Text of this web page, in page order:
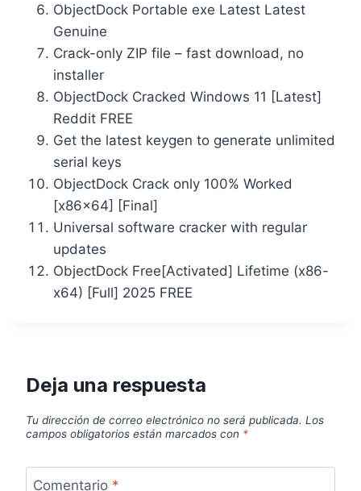
ObjectDock Portable exe Latest Latest
Genuine
Crack-only ZIP file – fast download, no
installer
ObjectDock Cracked Windows 11 [Latest]
Reddit FREE
Get the latest keygen to generate unlimited
serial keys
ObjectDock Crack only 100% Worked
[x86x64] [Final]
Universal software cracker with regular
updates
ObjectDock Free[Activated] Lifetime (x86-
x64) [Full] 2025 FREE
Deja una respuesta
Tu dirección de correo electrónico no será publicada. Los
campos obligatorios están marcados con *
Comentario *